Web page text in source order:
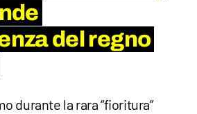
del regno
durante la rara “fioritura”